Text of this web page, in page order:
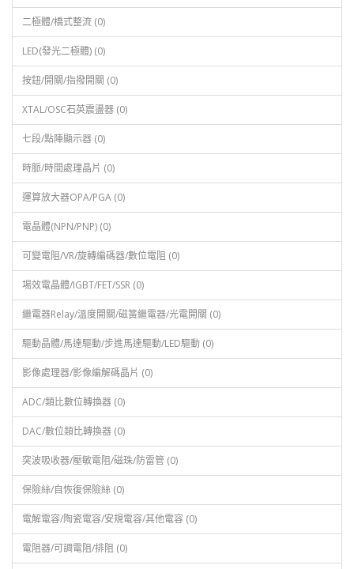
二極體/橋式整流 (0)
LED(發光二極體) (0)
按鈕/開關/指撥開關 (0)
XTAL/OSC石英震盪器 (0)
七段/點陣顯示器 (0)
時脈/時間處理晶片 (0)
運算放大器OPA/PGA (0)
電晶體(NPN/PNP) (0)
可變電阻/VR/旋轉編碼器/數位電阻 (0)
場效電晶體/IGBT/FET/SSR (0)
繼電器Relay/溫度開關/磁簧繼電器/光電開關 (0)
驅動晶體/馬達驅動/步進馬達驅動/LED驅動 (0)
影像處理器/影像編解碼晶片 (0)
ADC/類比數位轉換器 (0)
DAC/數位類比轉換器 (0)
突波吸收器/壓敏電阻/磁珠/防雷管 (0)
保險絲/自恢復保險絲 (0)
電解電容/陶瓷電容/安規電容/其他電容 (0)
電阻器/可調電阻/排阻 (0)